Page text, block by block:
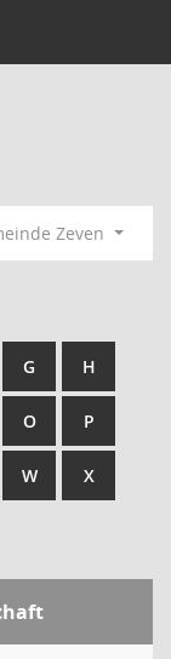
Zeven
G H
O P
W X